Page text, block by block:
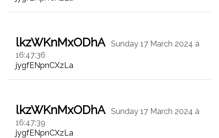
lkzWKnMxODhA
Sunday 17 March 2024 à
16:47:36
jygfENpnCXzLa
lkzWKnMxODhA
Sunday 17 March 2024 à
16:47:39
jygfENpnCXzLa